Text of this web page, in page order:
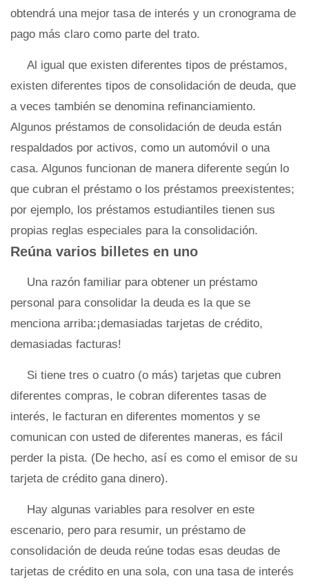
obtendrá una mejor tasa de interés y un cronograma de
pago más claro como parte del trato.
Al igual que existen diferentes tipos de préstamos,
existen diferentes tipos de consolidación de deuda, que
a veces también se denomina refinanciamiento.
Algunos préstamos de consolidación de deuda están
respaldados por activos, como un automóvil o una
casa. Algunos funcionan de manera diferente según lo
que cubran el préstamo o los préstamos preexistentes;
por ejemplo, los préstamos estudiantiles tienen sus
propias reglas especiales para la consolidación.
Reúna varios billetes en uno
Una razón familiar para obtener un préstamo
personal para consolidar la deuda es la que se
menciona arriba:¡demasiadas tarjetas de crédito,
demasiadas facturas!
Si tiene tres o cuatro (o más) tarjetas que cubren
diferentes compras, le cobran diferentes tasas de
interés, le facturan en diferentes momentos y se
comunican con usted de diferentes maneras, es fácil
perder la pista. (De hecho, así es como el emisor de su
tarjeta de crédito gana dinero).
Hay algunas variables para resolver en este
escenario, pero para resumir, un préstamo de
consolidación de deuda reúne todas esas deudas de
tarjetas de crédito en una sola, con una tasa de interés